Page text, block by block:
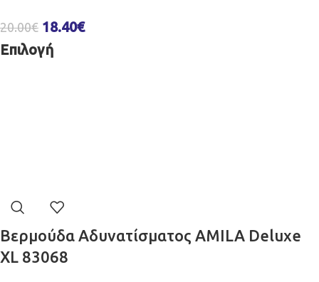
20.00€ 18.40€
Επιλογή
Βερμούδα Αδυνατίσματος AMILA Deluxe
XL 83068